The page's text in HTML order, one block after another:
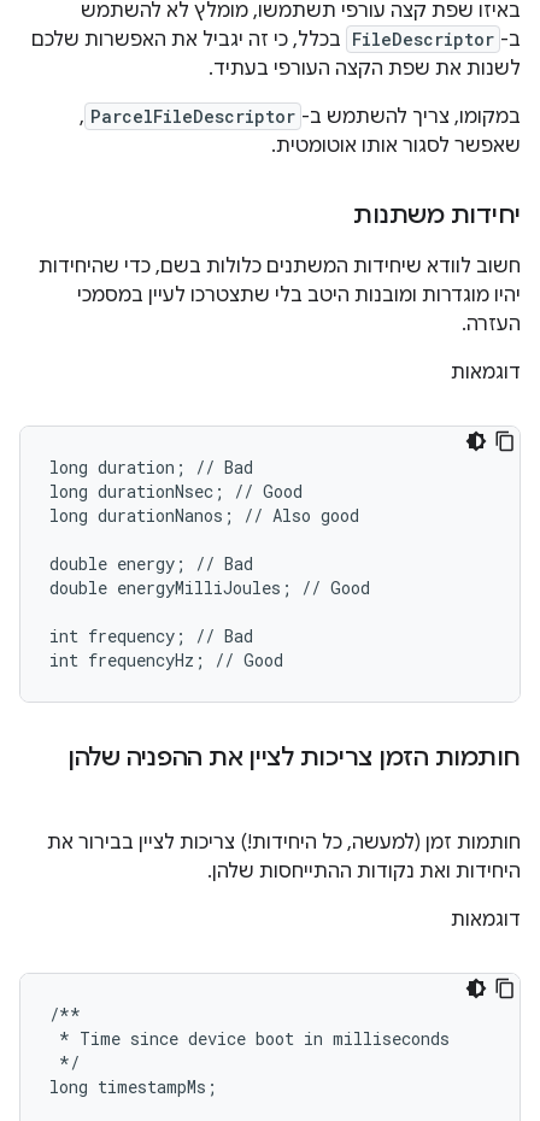
באיזו שפת קצה עורפי תשתמשו, מומלץ לא להשתמש
ב- FileDescriptor בכלל, כי זה יגביל את האפשרות שלכם
לשנות את שפת הקצה העורפי בעתיד.
במקומו, צריך להשתמש ב- ParcelFileDescriptor
,
שאפשר לסגור אותו אוטומטית.
יחידות משתנות
חשוב לוודא שיחידות המשתנים כלולות בשם, כדי שהיחידות
יהיו מוגדרות ומובנות היטב בלי שתצטרכו לעיין במסמכי
העזרה.
דוגמאות
long duration; // Bad
long durationNsec; // Good
long durationNanos; // Also good
double energy; // Bad
double energyMilliJoules; // Good
int frequency; // Bad
חותמות הזמן צריכות לציין את ההפניה שלהן
חותמות זמן (למעשה, כל היחידות!) צריכות לציין בבירור את
היחידות ואת נקודות ההתייחסות שלהן.
דוגמאות
/**
* Time since device boot in milliseconds
*/
long timestampMs ;